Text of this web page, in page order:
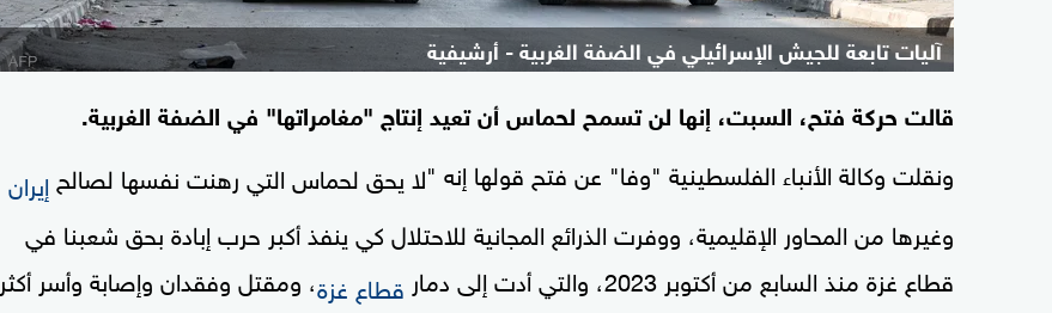
آليات تابعة للجيش الإسرائيلي في الضفة الغربية - أرشيفية
قالت حركة فتح، السبت، إنها لن تسمح لحماس أن تعيد إنتاج "مغامراتها" في الضفة الغربية.
ونقلت وكالة الأنباء الفلسطينية "وفا" عن فتح قولها إنه "لا يحق لحماس التي رهنت نفسها لصالح إيران
وغيرها من المحاور الإقليمية، ووفرت الذرائع المجانية للاحتلال كي ينفذ أكبر حرب إبادة بحق شعبنا في
قطاع غزة منذ السابع من أكتوبر 2023، والتي أدت إلى دمار
قطاع غزة، ومقتل وفقدان وإصابة وأسر أكثر